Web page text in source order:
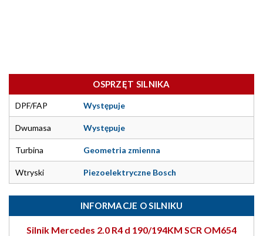
OSPRZĘT SILNIKA
DPF/FAP Występuje
Dwumasa Występuje
Turbina Geometria zmienna
Wtryski Piezoelektryczne Bosch
INFORMACJE O SILNIKU
Silnik Mercedes 2.0 R4 d 190/194KM SCR OM654